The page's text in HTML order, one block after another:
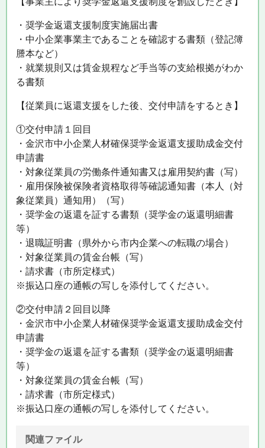
・奨学金返還支援制度実施届出書
・中小企業事業主であることを確認する書類（登記簿
謄本など）
・就業規則又は賃金規程など手当等の支給根拠がわか
る書類
【従業員に返還支援をした後、交付申請をするとき】
①交付申請１回目
・金沢市中小企業人材確保奨学金返還支援助成金交付
申請書
・対象従業員の労働条件通知書又は雇用契約書（写）
・雇用保険被保険者資格取得等確認通知書（本人（対
象従業員）通知用）（写）
・奨学金の返還を証する書類（奨学金の返還明細書
等）
・退職証明書（県外から市内企業への転職の場合）
・対象従業員の賃金台帳（写）
・請求書（市所定様式）
※振込口座の通帳の写しを添付してください。
②交付申請２回目以降
・金沢市中小企業人材確保奨学金返還支援助成金交付
申請書
・奨学金の返還を証する書類（奨学金の返還明細書
等）
・対象従業員の賃金台帳（写）
・請求書（市所定様式）
※振込口座の通帳の写しを添付してください。
関連ファイル